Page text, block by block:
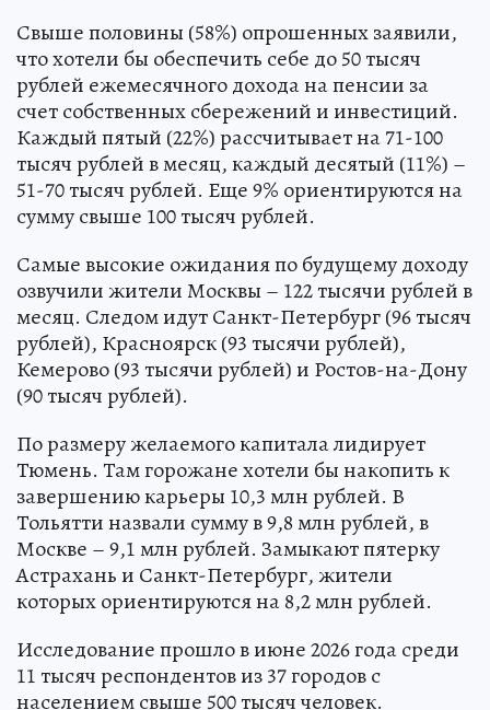
Свыше половины (58%) опрошенных заявили,
что хотели бы обеспечить себе до 50 тысяч
рублей ежемесячного дохода на пенсии за
счет собственных сбережений и инвестиций.
Каждый пятый (22%) рассчитывает на 71-100
тысяч рублей в месяц, каждый десятый (11%) –
51-70 тысяч рублей. Еще 9% ориентируются на
сумму свыше 100 тысяч рублей.
Самые высокие ожидания по будущему доходу
озвучили жители Москвы – 122 тысячи рублей в
месяц. Следом идут Санкт-Петербург (96 тысяч
рублей), Красноярск (93 тысячи рублей),
Кемерово (93 тысячи рублей) и Ростов-на-Дону
(90 тысяч рублей).
По размеру желаемого капитала лидирует
Тюмень. Там горожане хотели бы накопить к
завершению карьеры 10,3 млн рублей. В
Тольятти назвали сумму в 9,8 млн рублей, в
Москве – 9,1 млн рублей. Замыкают пятерку
Астрахань и Санкт-Петербург, жители
которых ориентируются на 8,2 млн рублей.
Исследование прошло в июне 2026 года среди
11 тысяч респондентов из 37 городов с
населением свыше 500 тысяч человек.